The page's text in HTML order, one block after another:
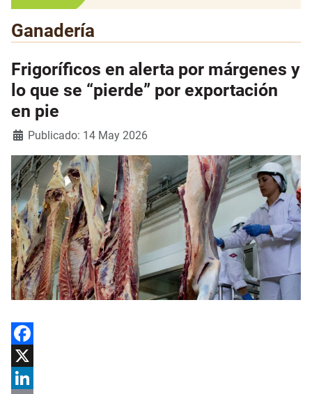
Ganadería
Frigoríficos en alerta por márgenes y
lo que se “pierde” por exportación
en pie
Detalles
Publicado: 14 May 2026
Facebook
X